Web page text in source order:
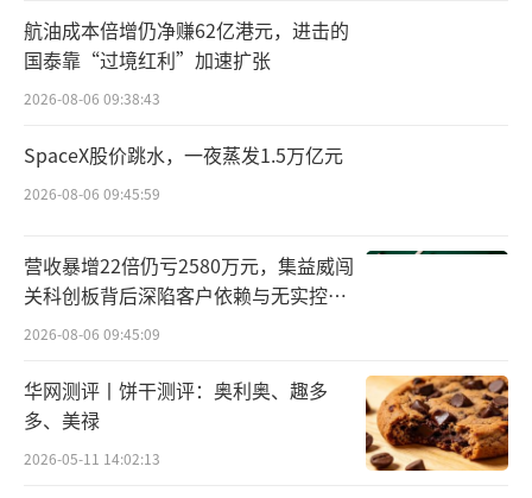
航油成本倍增仍净赚62亿港元，进击的
国泰靠“过境红利”加速扩张
2026-08-06 09:38:43
SpaceX股价跳水，一夜蒸发1.5万亿元
2026-08-06 09:45:59
营收暴增22倍仍亏2580万元，集益威闯
关科创板背后深陷客户依赖与无实控人
困局
2026-08-06 09:45:09
华网测评丨饼干测评：奥利奥、趣多
多、美禄
2026-05-11 14:02:13